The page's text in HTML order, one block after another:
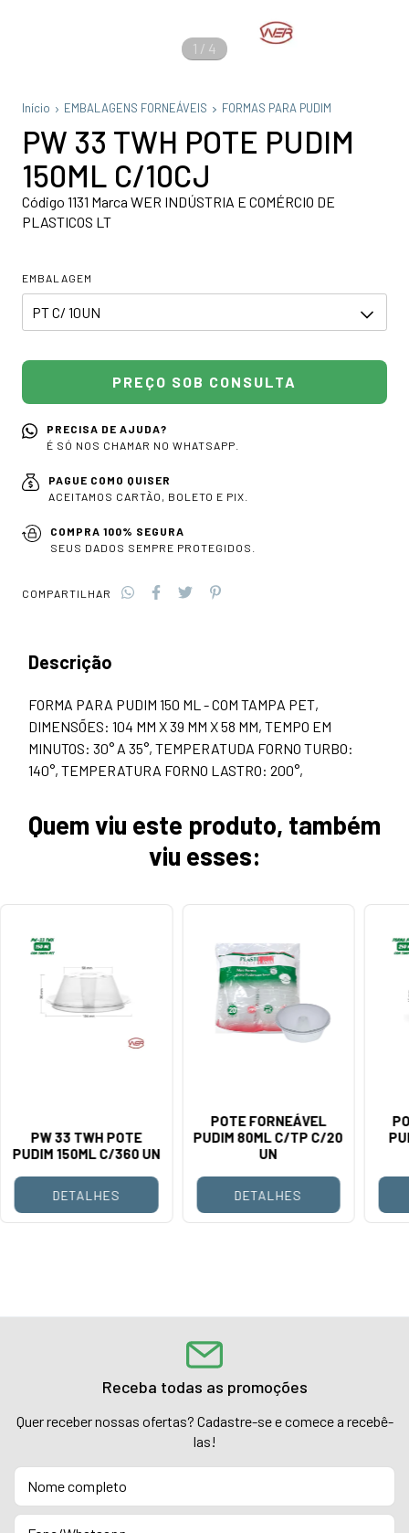
1 / 4
Início EMBALAGENS FORNEÁVEIS FORMAS PARA PUDIM
PW 33 TWH POTE PUDIM
150ML C/10CJ
Código 1131 Marca WER INDÚSTRIA E COMÉRCIO DE
PLASTICOS LT
EMBALAGEM
PRECISA DE AJUDA?
É SÓ NOS CHAMAR NO WHATSAPP.
PAGUE COMO QUISER
ACEITAMOS CARTÃO, BOLETO E PIX.
COMPRA 100% SEGURA
SEUS DADOS SEMPRE PROTEGIDOS.
COMPARTILHAR
Descrição
FORMA PARA PUDIM 150 ML - COM TAMPA PET,
DIMENSÕES: 104 MM X 39 MM X 58 MM, TEMPO EM
MINUTOS: 30° A 35°, TEMPERATUDA FORNO TURBO:
140°, TEMPERATURA FORNO LASTRO: 200°,
Quem viu este produto, também
viu esses:
PW 33 TWH POTE
PUDIM 150ML C/360 UN
DETALHES
POTE FORNEÁVEL
PUDIM 80ML C/TP C/20
UN
DETALHES
Receba todas as promoções
Quer receber nossas ofertas? Cadastre-se e comece a recebê-
las!